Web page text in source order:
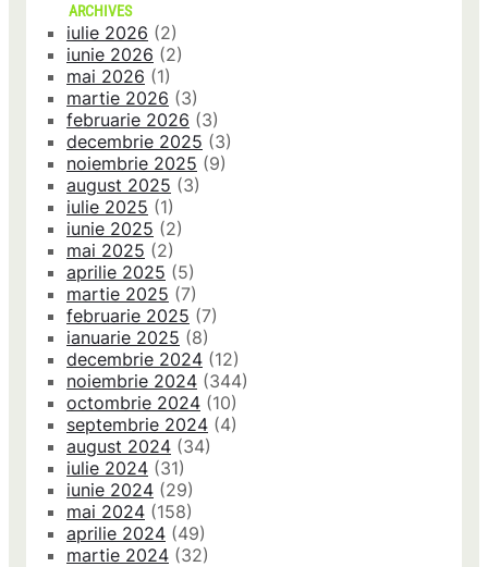
ARCHIVES
iulie 2026 (2)
iunie 2026 (2)
mai 2026 (1)
martie 2026 (3)
februarie 2026 (3)
decembrie 2025 (3)
noiembrie 2025 (9)
august 2025 (3)
iulie 2025 (1)
iunie 2025 (2)
mai 2025 (2)
aprilie 2025 (5)
martie 2025 (7)
februarie 2025 (7)
ianuarie 2025 (8)
decembrie 2024 (12)
noiembrie 2024 (344)
octombrie 2024 (10)
septembrie 2024 (4)
august 2024 (34)
iulie 2024 (31)
iunie 2024 (29)
mai 2024 (158)
aprilie 2024 (49)
martie 2024 (32)